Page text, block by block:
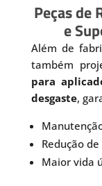
Peças de
e
Além de
também
para
desgaste,
Redução
Maior vida